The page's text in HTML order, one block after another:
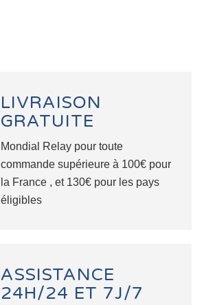
LIVRAISON
GRATUITE
Mondial Relay pour toute
commande supérieure à 100€ pour
la France , et 130€ pour les pays
éligibles
ASSISTANCE
24H/24 ET 7J/7